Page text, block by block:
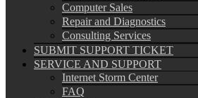
Computer Sales
Repair and Diagnostics
Consulting Services
SUBMIT SUPPORT TICKET
SERVICE AND SUPPORT
Internet Storm Center
FAQ